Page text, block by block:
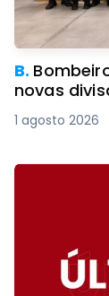
B.
novas
1 agosto 2026